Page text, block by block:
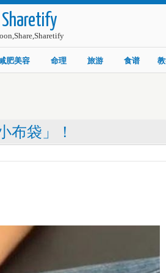
Sharetify
肥美容 命理 旅游 食谱
布袋」！